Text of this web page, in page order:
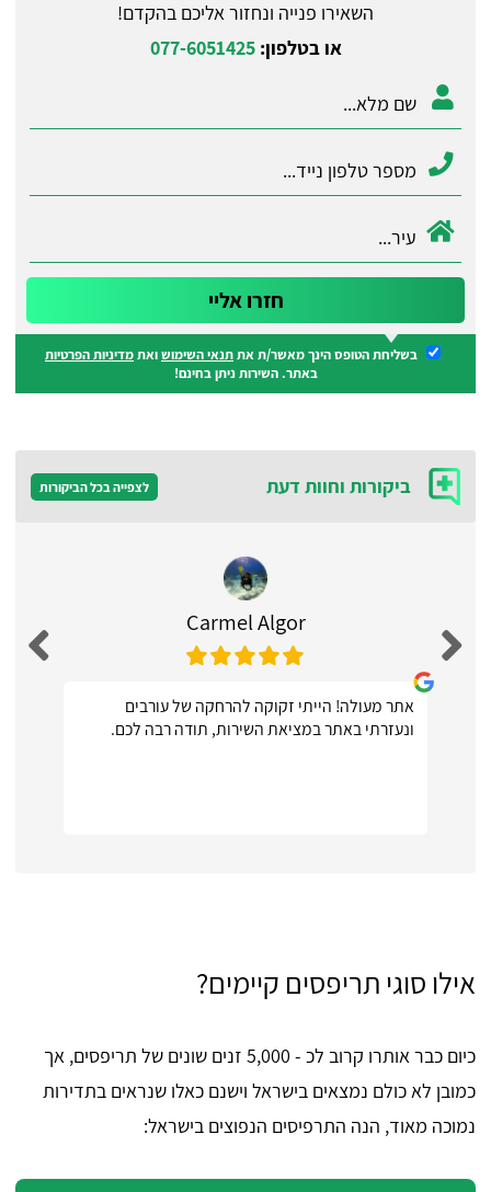
השאירו פנייה ונחזור אליכם בהקדם!
או בטלפון:077-6051425
בשליחת הטופס הינך מאשר/ת אתתנאי השימושואתמדיניות הפרטיות
באתר. השירות ניתן בחינם!
ביקורות וחוות דעת לצפייה בכל הביקורות
Carmel Algor
אתר מעולה! הייתי זקוקה להרחקה של עורבים
ונעזרתי באתר במציאת השירות, תודה רבה לכם.
אילו סוגי תריפסים קיימים?
כיום כבר אותרו קרוב לכ - 5,000 זנים שונים של תריפסים, אך
כמובן לא כולם נמצאים בישראל וישנם כאלו שנראים בתדירות
נמוכה מאוד, הנה התרפיסים הנפוצים בישראל: